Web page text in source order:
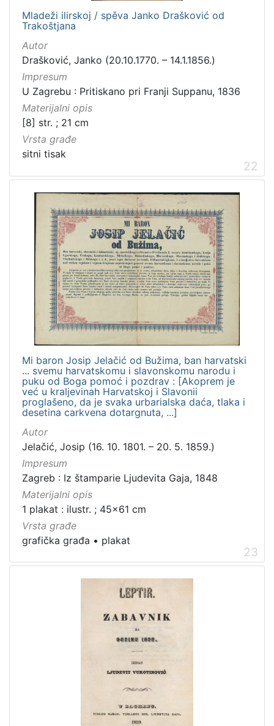
Mladeži ilirskoj / spěva Janko Drašković od
Trakoštjana
Autor
Drašković, Janko (20.10.1770. – 14.1.1856.)
Impresum
U Zagrebu : Pritiskano pri Franji Suppanu, 1836
Materijalni opis
[8] str. ; 21 cm
Vrsta građe
sitni tisak
22
Mi baron Josip Jelačić od Bužima, ban harvatski
... svemu harvatskomu i slavonskomu narodu i
puku od Boga pomoć i pozdrav : [Akoprem je
već u kraljevinah Harvatskoj i Slavonii
proglašeno, da je svaka urbarialska daća, tlaka i
desetina carkvena dotargnuta, ...]
Autor
Jelačić, Josip (16. 10. 1801. – 20. 5. 1859.)
Impresum
Zagreb : Iz štamparie Ljudevita Gaja, 1848
Materijalni opis
1 plakat : ilustr. ; 45x61 cm
Vrsta građe
grafička građa • plakat
23